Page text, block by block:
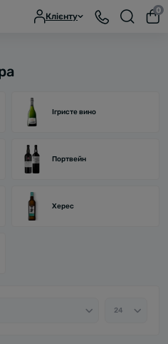
Клієнту
0
Ігристе вино
Портвейн
Херес